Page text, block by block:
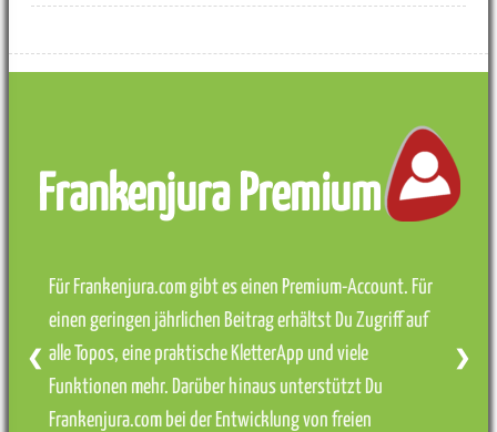
Frankenjura Premium
Für Frankenjura.com gibt es einen Premium-Account. Für
einen geringen jährlichen Beitrag erhältst Du Zugriff auf
alle Topos, eine praktische KletterApp und viele
Funktionen mehr. Darüber hinaus unterstützt Du
Frankenjura.com bei der Entwicklung von freien
❮ ❯